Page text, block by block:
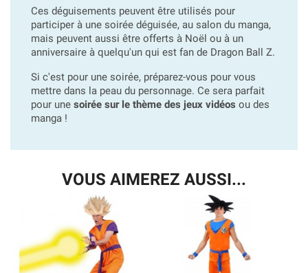
Ces déguisements peuvent être utilisés pour
participer à une soirée déguisée, au salon du manga,
mais peuvent aussi être offerts à Noël ou à un
anniversaire à quelqu'un qui est fan de Dragon Ball Z.
Si c'est pour une soirée, préparez-vous pour vous
mettre dans la peau du personnage. Ce sera parfait
pour une soirée sur le thème des jeux vidéos ou des
manga !
VOUS AIMEREZ AUSSI...